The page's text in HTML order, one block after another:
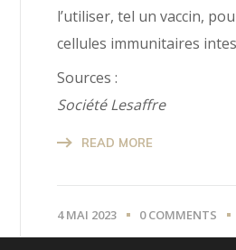
l’utiliser, tel un vaccin,
cellules immunitaires
Sources :
Société Lesaffre
READ MORE
4 MAI 2023 0 COMMENTS